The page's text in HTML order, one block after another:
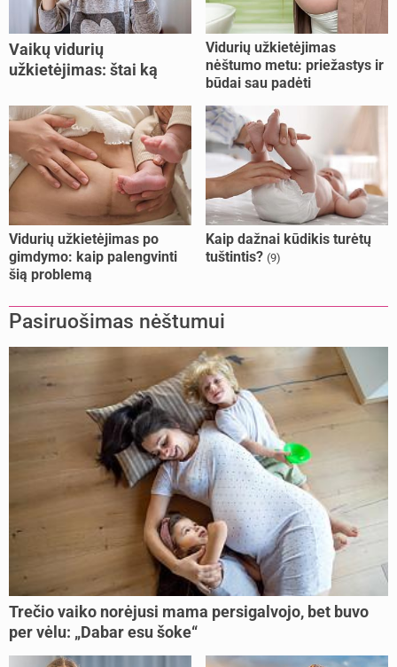
Vaikų vidurių
užkietėjimas: štai ką
Vidurių užkietėjimas
nėštumo metu: priežastys ir
būdai sau padėti
Vidurių užkietėjimas po
gimdymo: kaip palengvinti
šią problemą
Kaip dažnai kūdikis turėtų
tuštintis? (9)
Pasiruošimas nėštumui
Trečio vaiko norėjusi mama persigalvojo, bet buvo
per vėlu: „Dabar esu šoke“